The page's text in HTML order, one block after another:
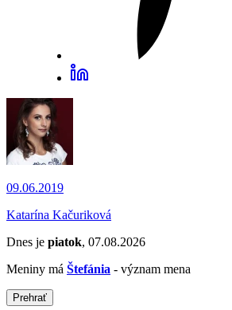
09.06.2019
Katarína Kačuriková
Dnes je piatok, 07.08.2026
Meniny má Štefánia - význam mena
Prehrať